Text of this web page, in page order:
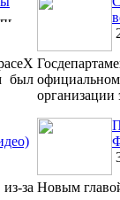
был
за
организации
Новым